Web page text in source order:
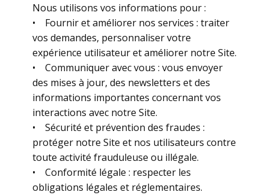
Nous utilisons vos informations pour :
• Fournir et améliorer nos services : traiter
vos demandes, personnaliser votre
expérience utilisateur et améliorer notre Site.
• Communiquer avec vous : vous envoyer
des mises à jour, des newsletters et des
informations importantes concernant vos
interactions avec notre Site.
• Sécurité et prévention des fraudes :
protéger notre Site et nos utilisateurs contre
toute activité frauduleuse ou illégale.
• Conformité légale : respecter les
obligations légales et réglementaires.